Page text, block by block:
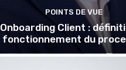
POINTS DE VUE
Onboarding Client :
fonctionnement du